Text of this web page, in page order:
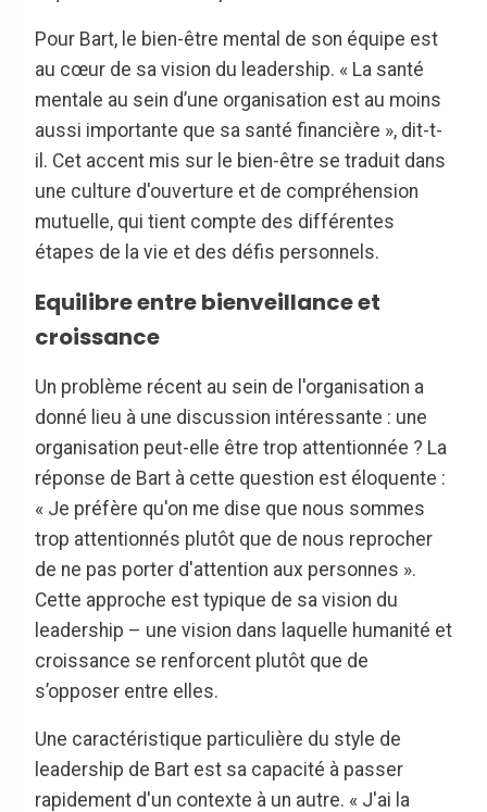
Pour Bart, le bien-être mental de son équipe est
au cœur de sa vision du leadership. « La santé
mentale au sein d’une organisation est au moins
aussi importante que sa santé financière », dit-t-
il. Cet accent mis sur le bien-être se traduit dans
une culture d'ouverture et de compréhension
mutuelle, qui tient compte des différentes
étapes de la vie et des défis personnels.
Equilibre entre bienveillance et
croissance
Un problème récent au sein de l'organisation a
donné lieu à une discussion intéressante : une
organisation peut-elle être trop attentionnée ? La
réponse de Bart à cette question est éloquente :
« Je préfère qu'on me dise que nous sommes
trop attentionnés plutôt que de nous reprocher
de ne pas porter d'attention aux personnes ».
Cette approche est typique de sa vision du
leadership – une vision dans laquelle humanité et
croissance se renforcent plutôt que de
s’opposer entre elles.
Une caractéristique particulière du style de
leadership de Bart est sa capacité à passer
rapidement d'un contexte à un autre. « J'ai la